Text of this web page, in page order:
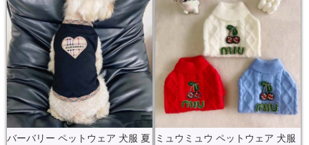
バーバリー ペットウェア 犬服 夏
ミュウミュウ ペットウェア 犬服